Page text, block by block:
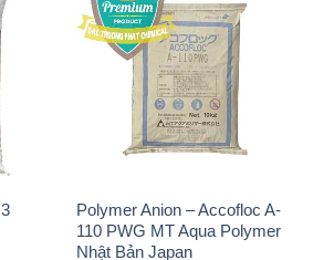
Polymer Anion – Accofloc A-
110 PWG MT Aqua Polymer
Nhật Bản Japan